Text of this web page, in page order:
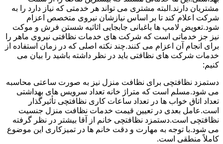
مشتریان دارند.البته مشتری می تواند هر خدمتی که نیاز دارد را به
شرکت اعلام کند تا بر اساس نیازشان نیروی متخصص اعزام
شود.تعویض لامپ ها باغبانی جابجایی اثاثیه شستن فرش و موکت
نیز جز خدماتی است که شرکت های خدمات نظافتی نیروی ماهر را
برای انجام آن اعزام می کنند.چند نکته اصلی که در زمان استفاده از
خدمات شرکت های نظافتی باید در نظر داشته باشید را بیان می
کنیم:
دستمزد نظافتچی برای نظافت منزل نیز به صورت ساعتی محاسبه
می شود.مسلم است که متراژ خانه تعداد سرویس های بهداشتی
تعداد اتاق خواب ها در تعداد ساعات کاری نظافتچی تأثیرگذار
است.عامل بعدی در تعیین قیمت خدمات نظافت منزل جنسیت
نظافتچی است.دستمزد نظافتچی خانم از آقا بیشتر در نظر گرفته
می شود.با توجه به مهارت و دقت خانم ها در تمیزکاری این موضوع
کاملاً منطقی است.